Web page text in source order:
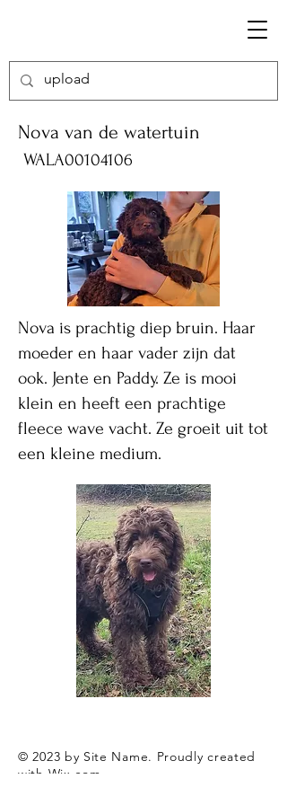
Nova van de watertuin
WALA00104106
Nova is prachtig diep bruin. Haar
moeder en haar vader zijn dat
ook. Jente en Paddy. Ze is mooi
klein en heeft een prachtige
fleece wave vacht. Ze groeit uit tot
een kleine medium.
© 2023 by Site Name. Proudly created
with Wix.com